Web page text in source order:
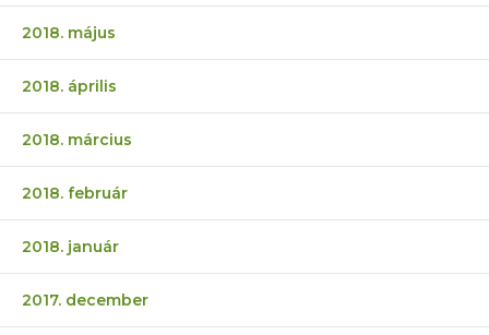
2018. május
2018. április
2018. március
2018. február
2018. január
2017. december